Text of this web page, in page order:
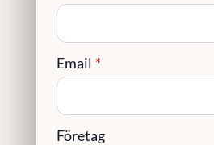
Email *
Företag